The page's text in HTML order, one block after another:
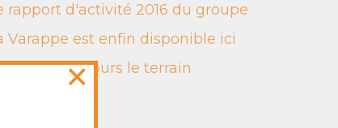
rapport d'activité 2016 du groupe
Varappe est enfin disponible ici
terrain, toujours le terrain
×